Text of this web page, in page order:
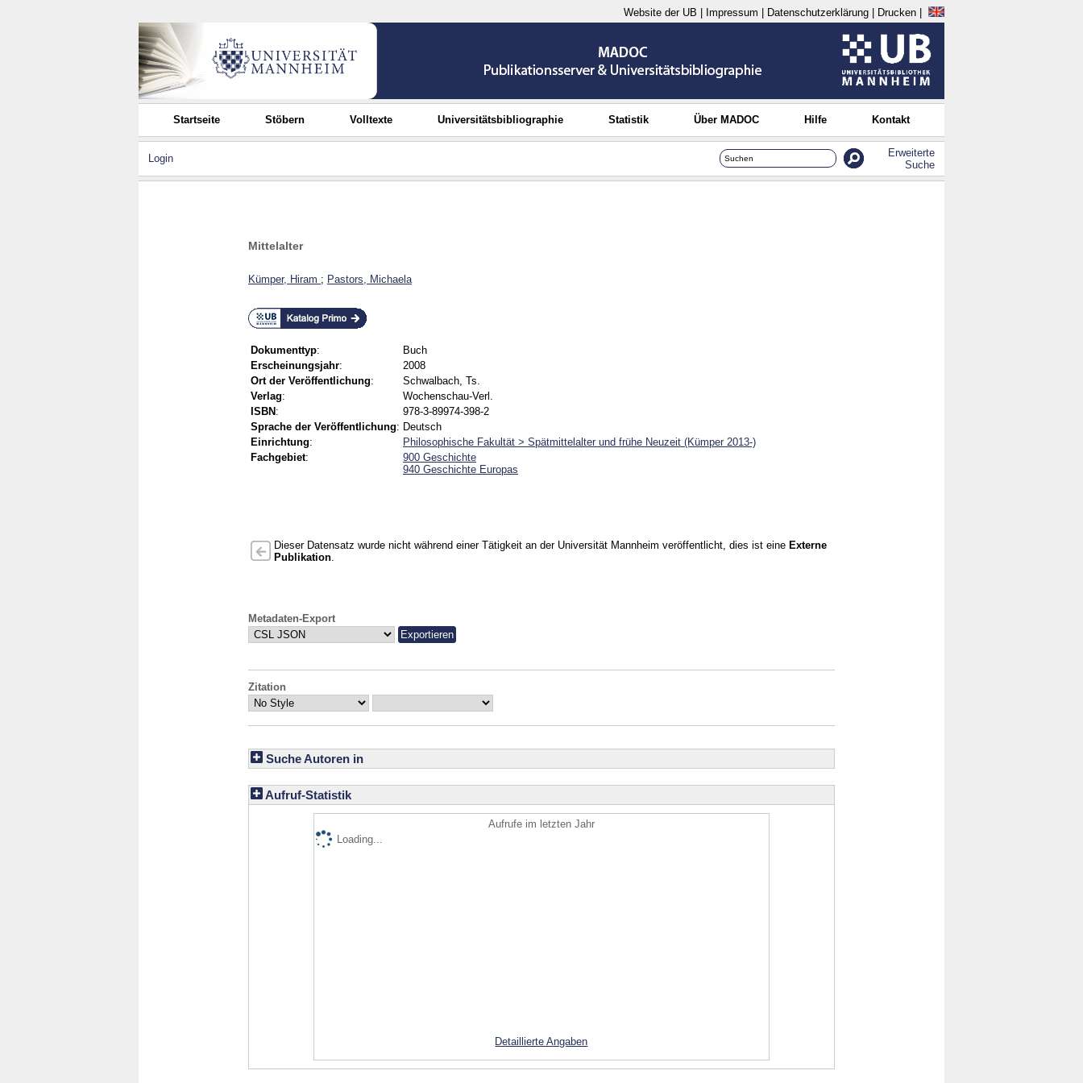
Website der UB Impressum Datenschutzerklärung Drucken
Startseite Stöbern Volltexte Universitätsbibliographie Statistik Über MADOC Hilfe Kontakt
Login
Erweiterte
Suche
Mittelalter
Kümper, Hiram ; Pastors, Michaela
Dokumenttyp:
Buch
Erscheinungsjahr:
2008
Ort der Veröffentlichung:
Schwalbach, Ts.
Verlag:
Wochenschau-Verl.
ISBN :
978-3-89974-398-2
Sprache der Veröffentlichung: Deutsch
Einrichtung:
Philosophische Fakultät > Spätmittelalter und frühe Neuzeit (Kümper 2013-)
Fachgebiet:
900 Geschichte
940 Geschichte Europas
Dieser Datensatz wurde nicht während einer Tätigkeit an der Universität Mannheim veröffentlicht, dies ist eine Externe
Publikation
Metadaten-Export
Zitation
Suche Autoren in
Aufruf-Statistik
Aufrufe im letzten Jahr
Loading...
Detaillierte Angaben